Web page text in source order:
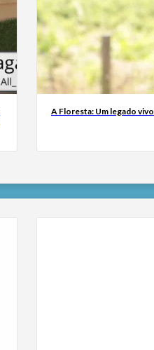
A Floresta: Um legado vivo